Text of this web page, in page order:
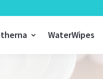
WaterWipes